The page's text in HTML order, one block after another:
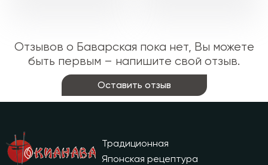
Отзывов о Баварская пока нет, Вы можете
быть первым – напишите свой отзыв.
Оставить отзыв
Традиционная
Японская рецептура